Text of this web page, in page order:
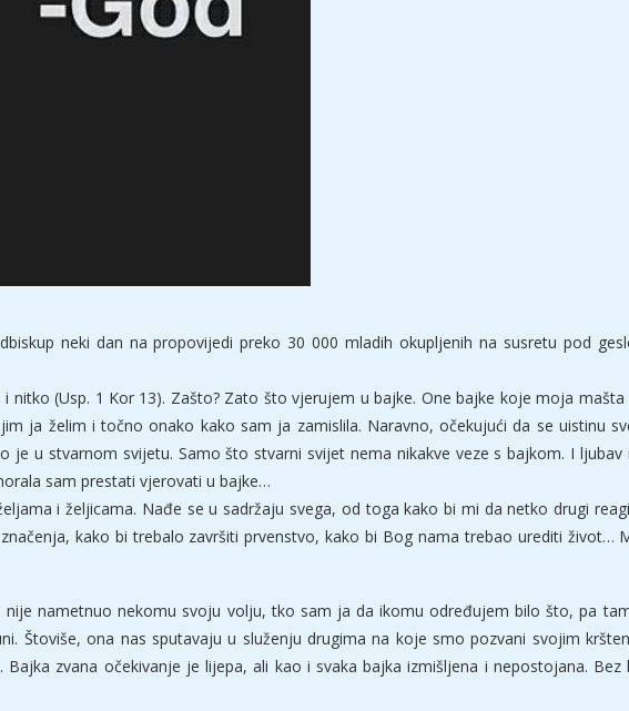
neki dan na propovijedi preko 30 000 mladih okupljenih na susretu pod
(Usp. 1 Kor 13). Zašto? Zato što vjerujem u bajke. One bajke koje moja mašta
ja želim i točno onako kako sam ja zamislila. Naravno, očekujući da se uistinu
u stvarnom svijetu. Samo što stvarni svijet nema nikakve veze s bajkom. I ljubav
sam prestati vjerovati u bajke…
i željicama. Nađe se u sadržaju svega, od toga kako bi mi da netko drugi
kako bi trebalo završiti prvenstvo, kako bi Bog nama trebao urediti život…
nametnuo nekomu svoju volju, tko sam ja da ikomu određujem bilo što, pa
Štoviše, ona nas sputavaju u služenju drugima na koje smo pozvani svojim
zvana očekivanje je lijepa, ali kao i svaka bajka izmišljena i nepostojana. Bez